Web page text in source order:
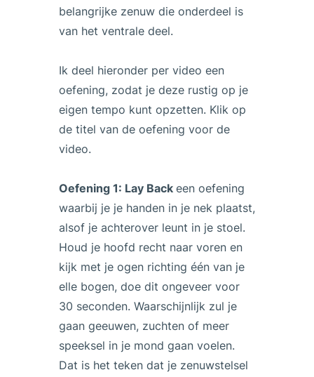
belangrijke zenuw die onderdeel is
van het ventrale deel.
Ik deel hieronder per video een
oefening, zodat je deze rustig op je
eigen tempo kunt opzetten. Klik op
de titel van de oefening voor de
video.
Oefening 1: Lay Back een oefening
waarbij je je handen in je nek plaatst,
alsof je achterover leunt in je stoel.
Houd je hoofd recht naar voren en
kijk met je ogen richting één van je
elle bogen, doe dit ongeveer voor
30 seconden. Waarschijnlijk zul je
gaan geeuwen, zuchten of meer
speeksel in je mond gaan voelen.
Dat is het teken dat je zenuwstelsel